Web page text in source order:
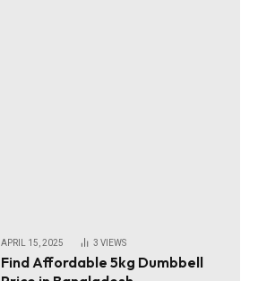
APRIL 15, 2025 3 VIEWS
Find Affordable 5kg Dumbbell